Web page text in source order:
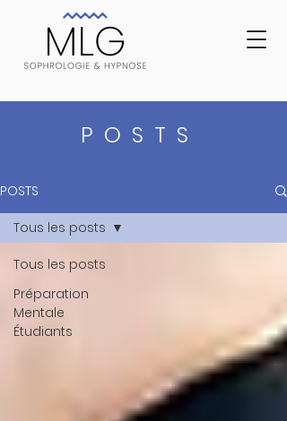
POSTS
POSTS
Tous les posts
Préparation
Mentale
Étudiants
Tous les posts